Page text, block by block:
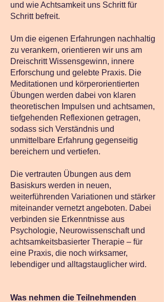
und wie Achtsamkeit uns Schritt für
Schritt befreit.
Um die eigenen Erfahrungen nachhaltig
zu verankern, orientieren wir uns am
Dreischritt Wissensgewinn, innere
Erforschung und gelebte Praxis. Die
Meditationen und körperorientierten
Übungen werden dabei von klaren
theoretischen Impulsen und achtsamen,
tiefgehenden Reflexionen getragen,
sodass sich Verständnis und
unmittelbare Erfahrung gegenseitig
bereichern und vertiefen.
Die vertrauten Übungen aus dem
Basiskurs werden in neuen,
weiterführenden Variationen und stärker
miteinander vernetzt angeboten. Dabei
verbinden sie Erkenntnisse aus
Psychologie, Neurowissenschaft und
achtsamkeitsbasierter Therapie – für
eine Praxis, die noch wirksamer,
lebendiger und alltagstauglicher wird.
Was nehmen die Teilnehmenden